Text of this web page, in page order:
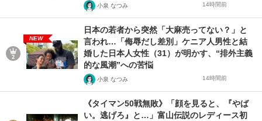
小泉 なつみ 14時間前
NEW
日本の若者から突然「大麻売ってない？」と
言われ…「侮辱だし差別」ケニア人男性と結
婚した日本人女性（31）が明かす、“排外主義
的な風潮”への苦悩
小泉 なつみ 14時間前
《タイマン50戦無敗》「顔を見ると、『やば
い。逃げろ』と…」富山伝説のレディース初